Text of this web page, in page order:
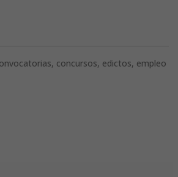
concursos, edictos, empleo